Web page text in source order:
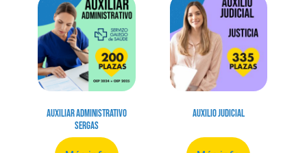
Auxiliar Administrativo
Sergas
Auxilio Judicial